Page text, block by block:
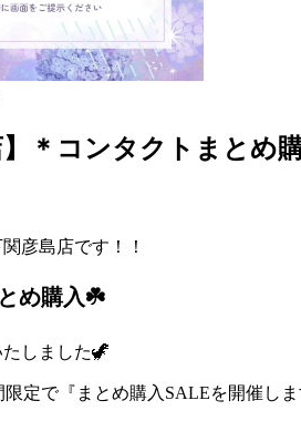
】＊コンタクトまとめ
彦島店です！！
め購入☘️
しました🦖
定で『まとめ購入SALEを開催しま